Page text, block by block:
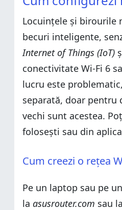
Cum creezi o rețea
Cum configurezi
Cum creezi o rețea
Cum creezi o rețea
Ai întâmpinat probleme
Cum creezi o rețea
Cum creezi o rețea
Cum configurezi
Cum creezi o rețea
Cum creezi o rețea
Ai întâmpinat probleme
Locuințele și birourile
becuri inteligente,
Internet of Things (IoT)
conectivitate Wi-Fi 6
lucru este
separată, doar pentru
vechi sunt acestea.
folosești sau din
Cum creezi o rețea
Pe un laptop sau pe
la asusrouter.com sau la